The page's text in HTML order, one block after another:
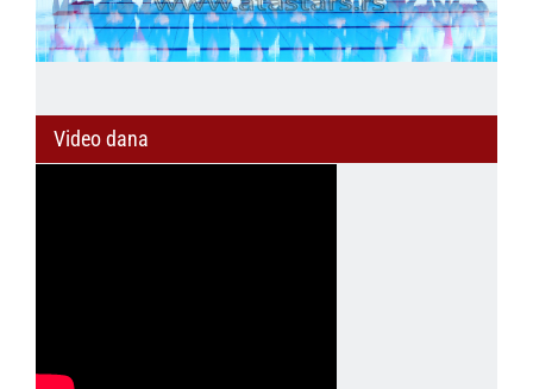
Video dana